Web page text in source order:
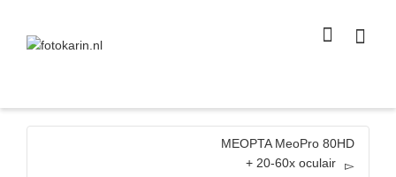
size
Super Search
MEOPTA MeoPro 80HD
+ 20-60x oculair